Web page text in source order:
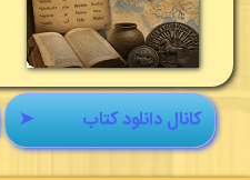
➤ کانال دانلود کتاب